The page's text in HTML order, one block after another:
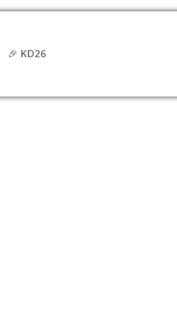
🎉 KD26